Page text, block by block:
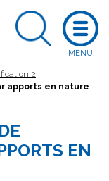
2
apports en nature
EN